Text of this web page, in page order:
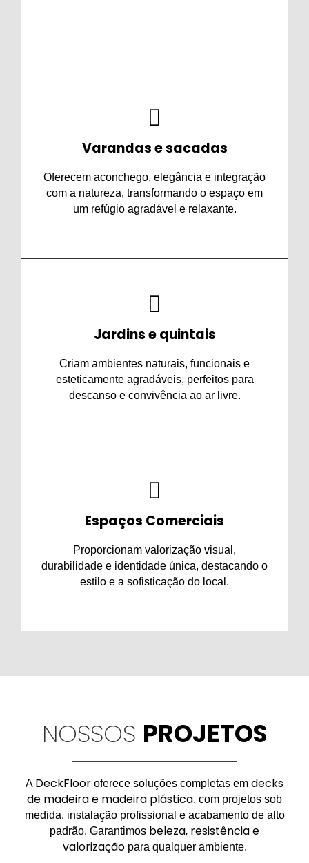
Varandas e sacadas
Oferecem aconchego, elegância e integração
com a natureza, transformando o espaço em
um refúgio agradável e relaxante.
Jardins e quintais
Criam ambientes naturais, funcionais e
esteticamente agradáveis, perfeitos para
descanso e convivência ao ar livre.
Espaços Comerciais
Proporcionam valorização visual,
durabilidade e identidade única, destacando o
estilo e a sofisticação do local.
NOSSOS PROJETOS
A DeckFloor oferece soluções completas em decks
de madeira e madeira plástica, com projetos sob
medida, instalação profissional e acabamento de alto
padrão. Garantimos beleza, resistência e
valorizaçãopara qualquer ambiente.